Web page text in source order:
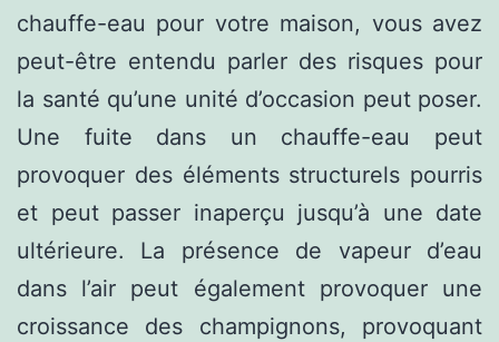
chauffe-eau pour votre maison, vous avez
peut-être entendu parler des risques pour
la santé qu’une unité d’occasion peut poser.
Une fuite dans un chauffe-eau peut
provoquer des éléments structurels pourris
et peut passer inaperçu jusqu’à une date
ultérieure. La présence de vapeur d’eau
dans l’air peut également provoquer une
croissance des champignons, provoquant